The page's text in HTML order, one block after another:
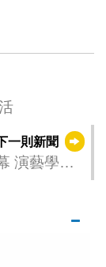
一則新聞
演藝學院